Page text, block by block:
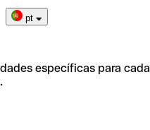
pt
específicas para cada